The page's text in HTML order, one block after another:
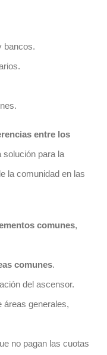
bancos.
entre los
solución para la
la comunidad en las
comunes,
comunes.
del ascensor.
áreas generales,
no pagan las cuotas